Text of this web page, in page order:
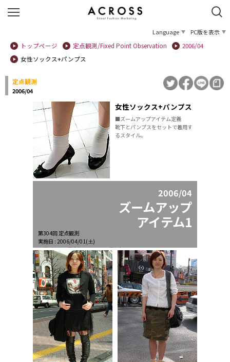
Language
PC版を表示
トップページ
定点観測/Fixed Point Observation
2006/04
女性ソックス+パンプス
定点観測
2006/04
女性ソックス+パンプス
■ズームアップアイテム定義
靴下とパンプスをセットで着用す
るスタイル。
2006/04
ズームアップ
アイテム1
第304回 定点観測
実施日 : 2006/04/01(土)
天候 : 快晴、最高気温15.3℃、最低気温6.3℃